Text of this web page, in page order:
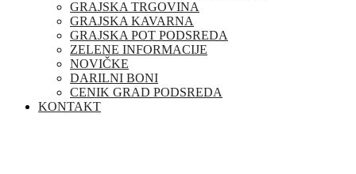
GRAJSKA TRGOVINA
GRAJSKA KAVARNA
GRAJSKA POT PODSREDA
ZELENE INFORMACIJE
NOVIČKE
DARILNI BONI
CENIK GRAD PODSREDA
KONTAKT